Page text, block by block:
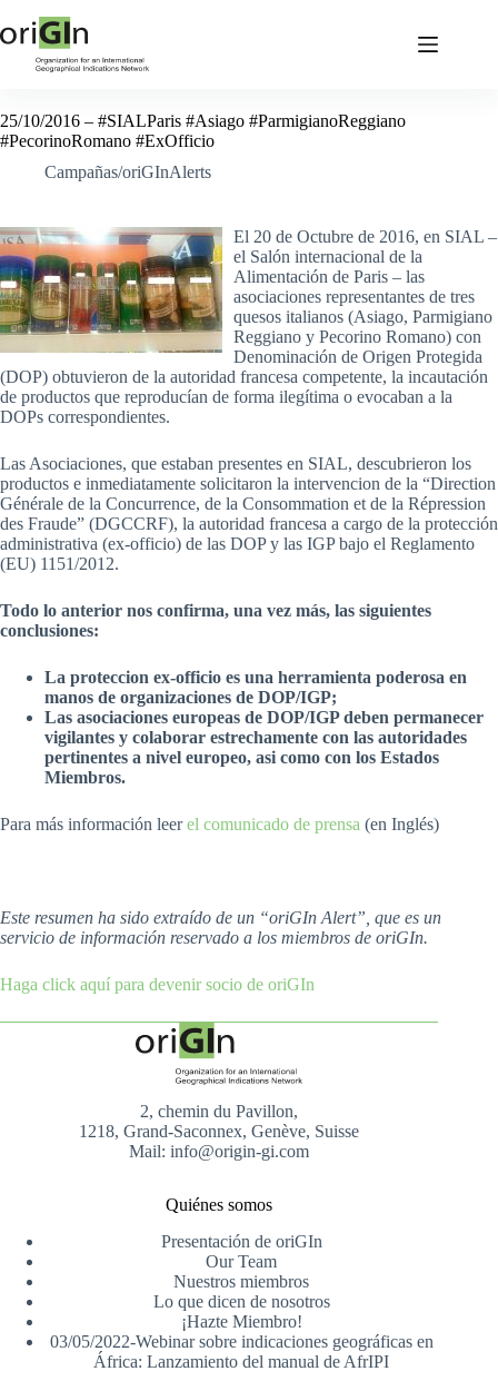
25/10/2016 – #SIALParis #Asiago #ParmigianoReggiano
#PecorinoRomano #ExOfficio
Campañas/oriGInAlerts
El 20 de Octubre de 2016, en SIAL –
el Salón internacional de la
Alimentación de Paris – las
asociaciones representantes de tres
quesos italianos (Asiago, Parmigiano
Reggiano y Pecorino Romano) con
Denominación de Origen Protegida
(DOP) obtuvieron de la autoridad francesa competente, la incautación
de productos que reproducían de forma ilegítima o evocaban a la
DOPs correspondientes.
Las Asociaciones, que estaban presentes en SIAL, descubrieron los
productos e inmediatamente solicitaron la intervencion de la “Direction
Générale de la Concurrence, de la Consommation et de la Répression
des Fraude” (DGCCRF), la autoridad francesa a cargo de la protección
administrativa (ex-officio) de las DOP y las IGP bajo el Reglamento
(EU) 1151/2012.
Todo lo anterior nos confirma, una vez más, las siguientes
conclusiones:
La proteccion ex-officio es una herramienta poderosa en
manos de organizaciones de DOP/IGP;
Las asociaciones europeas de DOP/IGP deben permanecer
vigilantes y colaborar estrechamente con las autoridades
pertinentes a nivel europeo, asi como con los Estados
Miembros.
Para más información leerel comunicado de prensa (en Inglés)
Este resumen ha sido extraído de un “oriGIn Alert”, que es un
servicio de información reservado a los miembros de oriGIn.
Haga click aquí para devenir socio de oriGIn
2, chemin du Pavillon,
1218, Grand-Saconnex, Genève, Suisse
Mail: info@origin-gi.com
Quiénes somos
Presentación de oriGIn
Our Team
Nuestros miembros
Lo que dicen de nosotros
¡Hazte Miembro!
03/05/2022-Webinar sobre indicaciones geográficas en
África: Lanzamiento del manual de AfrIPI